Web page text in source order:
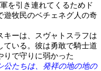
を引き連れてくるためド
遊牧民のベチェネグ人の奇
キーは、スヴャトスラフは
ている。彼は勇敢で騎士道
りで守りに弱かった
公たちは、発祥の地の地の